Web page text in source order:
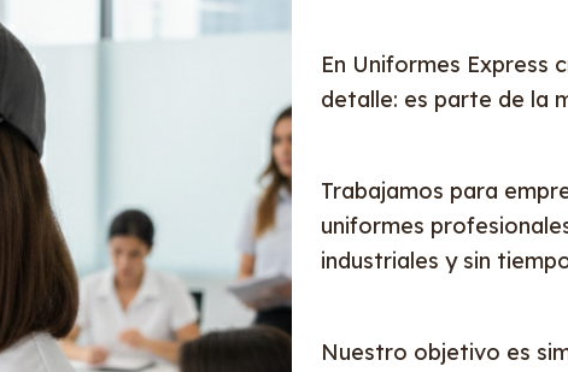
En Uniformes Express
detalle: es parte de la
Trabajamos para
uniformes
industriales y sin
Nuestro objetivo es